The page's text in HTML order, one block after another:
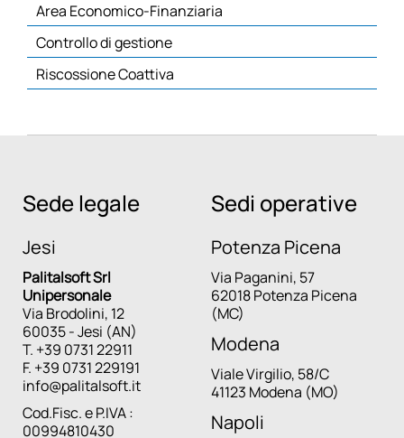
Area Economico-Finanziaria
Controllo di gestione
Riscossione Coattiva
Sede legale
Jesi
Palitalsoft Srl
Unipersonale
Via Brodolini, 12
60035 - Jesi (AN)
T. +39 0731 22911
F. +39 0731 229191
info@palitalsoft.it
Cod.Fisc. e P.IVA :
00994810430
Sedi operative
Potenza Picena
Via Paganini, 57
62018 Potenza Picena
(MC)
Modena
Viale Virgilio, 58/C
41123 Modena (MO)
Napoli